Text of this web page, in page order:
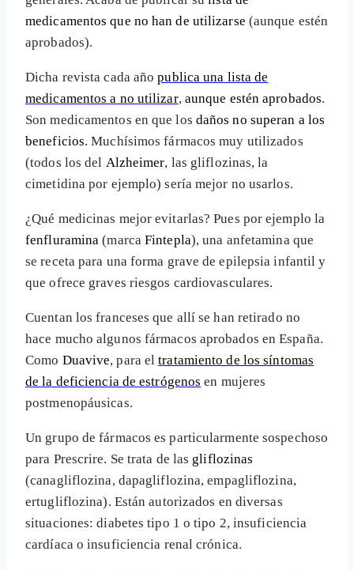
medicamentos que no han de utilizarse (aunque estén
aprobados).
Dicha revista cada añopublica una lista de
medicamentos a no utilizar,aunque estén aprobados.
Son medicamentos en que los daños no superan a los
beneficios. Muchísimos fármacos muy utilizados
(todos los del Alzheimer, las gliflozinas, la
cimetidina por ejemplo) sería mejor no usarlos.
¿Qué medicinas mejor evitarlas? Pues por ejemplo la
fenfluramina (marcaFintepla), una anfetamina que
se receta para una forma grave de epilepsia infantil y
que ofrece graves riesgos cardiovasculares.
Cuentan los franceses que allí se han retirado no
hace mucho algunos fármacos aprobados en España.
Como Duavive, para eltratamiento de los síntomas
de la deficiencia de estrógenos en mujeres
postmenopáusicas.
Un grupo de fármacos es particularmente sospechoso
para Prescrire. Se trata de las gliflozinas
(canagliflozina, dapagliflozina, empagliflozina,
ertugliflozina). Están autorizados en diversas
situaciones: diabetes tipo 1 o tipo 2, insuficiencia
cardíaca o insuficiencia renal crónica.